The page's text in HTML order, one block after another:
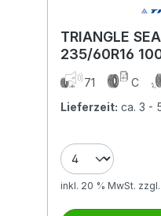
TRIANGLE
235/60R16
71 C
Lieferzeit: ca. 3 -
inkl. 20 % MwSt.